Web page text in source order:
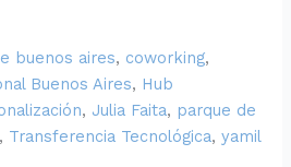
buenos aires, coworking,
Buenos Aires, Hub
, Julia Faita, parque de
, Transferencia Tecnológica,yamil